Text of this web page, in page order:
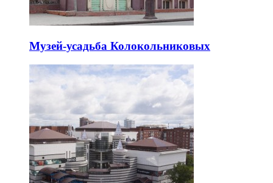
Музей-усадьба Колокольниковых